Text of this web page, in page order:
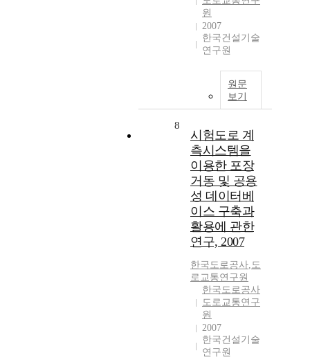
원
2007
한국건설기술
연구원
원문
보기
8
시험도로 계
측시스템을
이용한 포장
거동 및 공용
성 데이터베
이스 구축과
활용에 관한
연구, 2007
한국도로공사,도
로교통연구원
한국도로공사
도로교통연구
원
2007
한국건설기술
연구원